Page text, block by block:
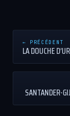
← PRÉCÉDENT
LA DOUCHE
SANTANDER-